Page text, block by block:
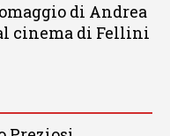
di Andrea
cinema di Fellini